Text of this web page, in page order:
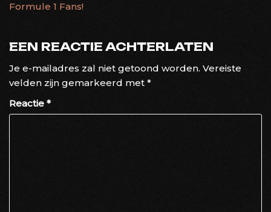
Formule 1 Fans!
EEN REACTIE ACHTERLATEN
Je e-mailadres zal niet getoond worden. Vereiste
velden zijn gemarkeerd met *
Reactie *